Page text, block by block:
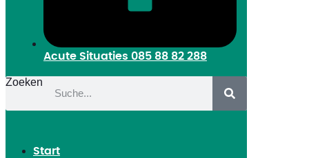
Acute Situaties 085 88 82 288
Zoeken
Start